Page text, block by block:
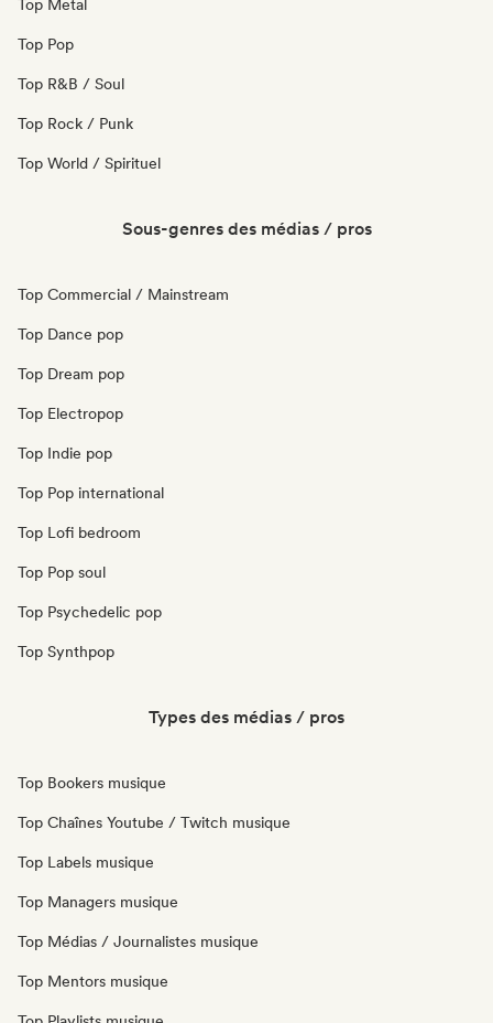
Top Metal
Top Pop
Top R&B / Soul
Top Rock / Punk
Top World / Spirituel
Sous-genres des médias / pros
Top Commercial / Mainstream
Top Dance pop
Top Dream pop
Top Electropop
Top Indie pop
Top Pop international
Top Lofi bedroom
Top Pop soul
Top Psychedelic pop
Top Synthpop
Types des médias / pros
Top Bookers musique
Top Chaînes Youtube / Twitch musique
Top Labels musique
Top Managers musique
Top Médias / Journalistes musique
Top Mentors musique